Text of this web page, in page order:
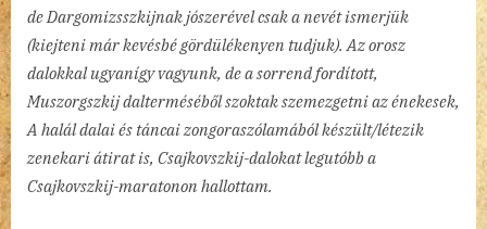
de Dargomizsszkijnak jószerével csak a nevét ismerjük
(kiejteni már kevésbé gördülékenyen tudjuk). Az orosz
dalokkal ugyanígy vagyunk, de a sorrend fordított,
Muszorgszkij dalterméséből szoktak szemezgetni az énekesek,
A halál dalai és táncai zongoraszólamából készült/létezik
zenekari átirat is, Csajkovszkij-dalokat legutóbb a
Csajkovszkij-maratonon hallottam.